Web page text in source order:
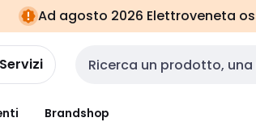
Ad agosto 2026 Elettroveneta
Cerca input
Brandshop